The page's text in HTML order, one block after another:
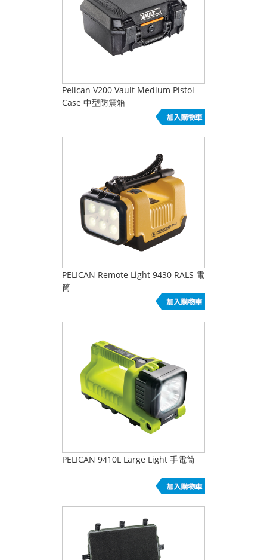
Pelican V200 Vault Medium Pistol
Case 中型防震箱
PELICAN Remote Light 9430 RALS 電
筒
PELICAN 9410L Large Light 手電筒